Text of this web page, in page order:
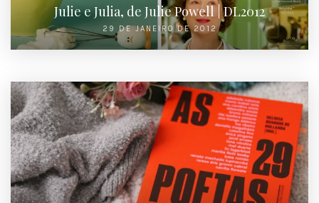
Julie e Julia, de Julie Powell | DL2012
29 DE JANEIRO DE 2012